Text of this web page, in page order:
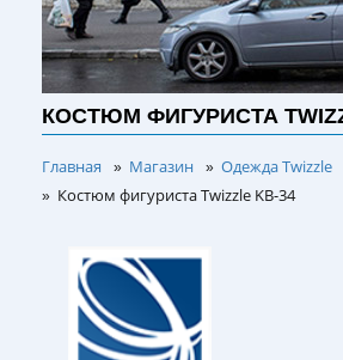
КОСТЮМ ФИГУРИСТА
Главная » Магазин » Одежда Twizzle
» Костюм фигуриста Twizzle KB-34